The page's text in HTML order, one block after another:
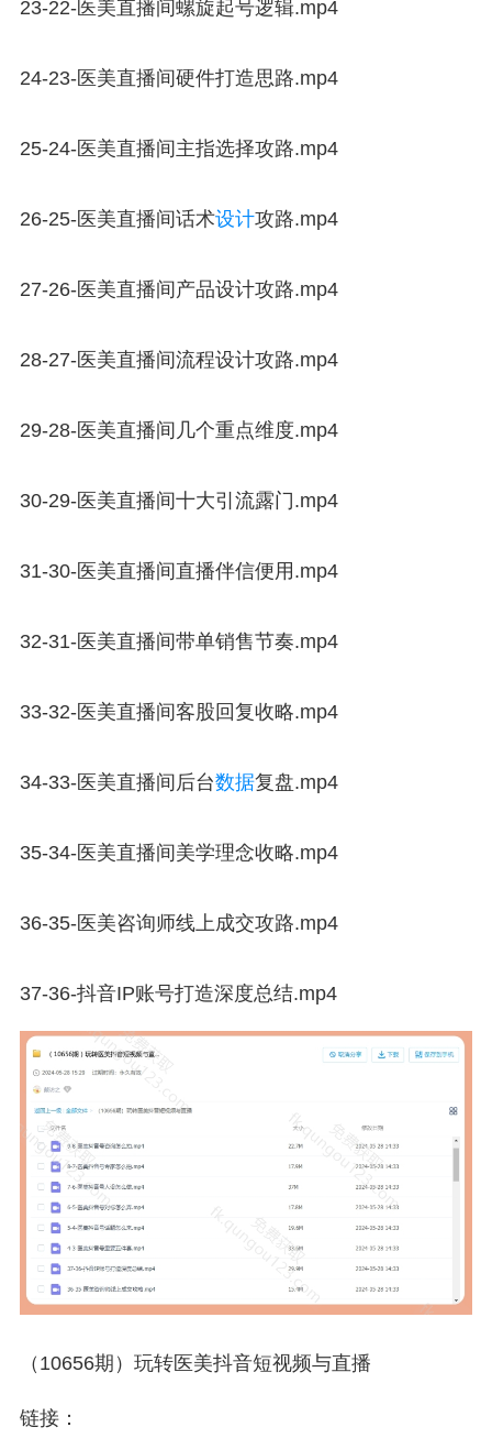
23-22-医美直播间螺旋起号逻辑.mp4
24-23-医美直播间硬件打造思路.mp4
25-24-医美直播间主指选择攻路.mp4
26-25-医美直播间话术设计攻路.mp4
27-26-医美直播间产品设计攻路.mp4
28-27-医美直播间流程设计攻路.mp4
29-28-医美直播间几个重点维度.mp4
30-29-医美直播间十大引流露门.mp4
31-30-医美直播间直播伴信便用.mp4
32-31-医美直播间带单销售节奏.mp4
33-32-医美直播间客股回复收略.mp4
34-33-医美直播间后台数据复盘.mp4
35-34-医美直播间美学理念收略.mp4
36-35-医美咨询师线上成交攻路.mp4
37-36-抖音IP账号打造深度总结.mp4
（10656期）玩转医美抖音短视频与直播
链接：